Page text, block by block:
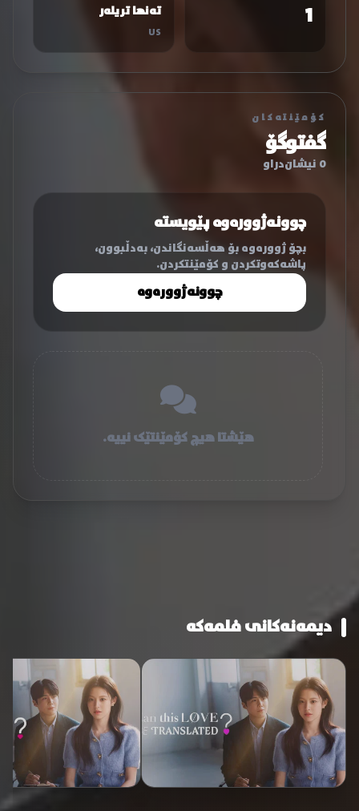
1 تەنها تریلەر
US
کۆمێنتەکان
گفتوگۆ
0 نیشان‌دراو
چوونەژوورەوە پێویستە
بچۆ ژوورەوە بۆ هەڵسەنگاندن، بەدڵبوون،
پاشەکەوتکردن و کۆمێنتکردن.
چوونەژوورەوە
هێشتا هیچ کۆمێنتێک نییە.
دیمەنەکانی فلمەکە